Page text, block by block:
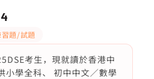
題/試題
考生，現就讀於香港中
小學全科、 初中中文／數學